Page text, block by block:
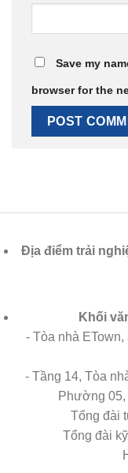
Save my
browser for the
Địa điểm trải
Khối
- Tòa nhà
- Tầng 14, Tòa
Phường 05,
Tổng đài
Tổng đài